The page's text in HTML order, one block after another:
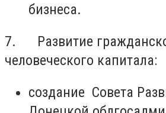
бизнеса.
7. Развитие
человеческого капитала:
создание Совета